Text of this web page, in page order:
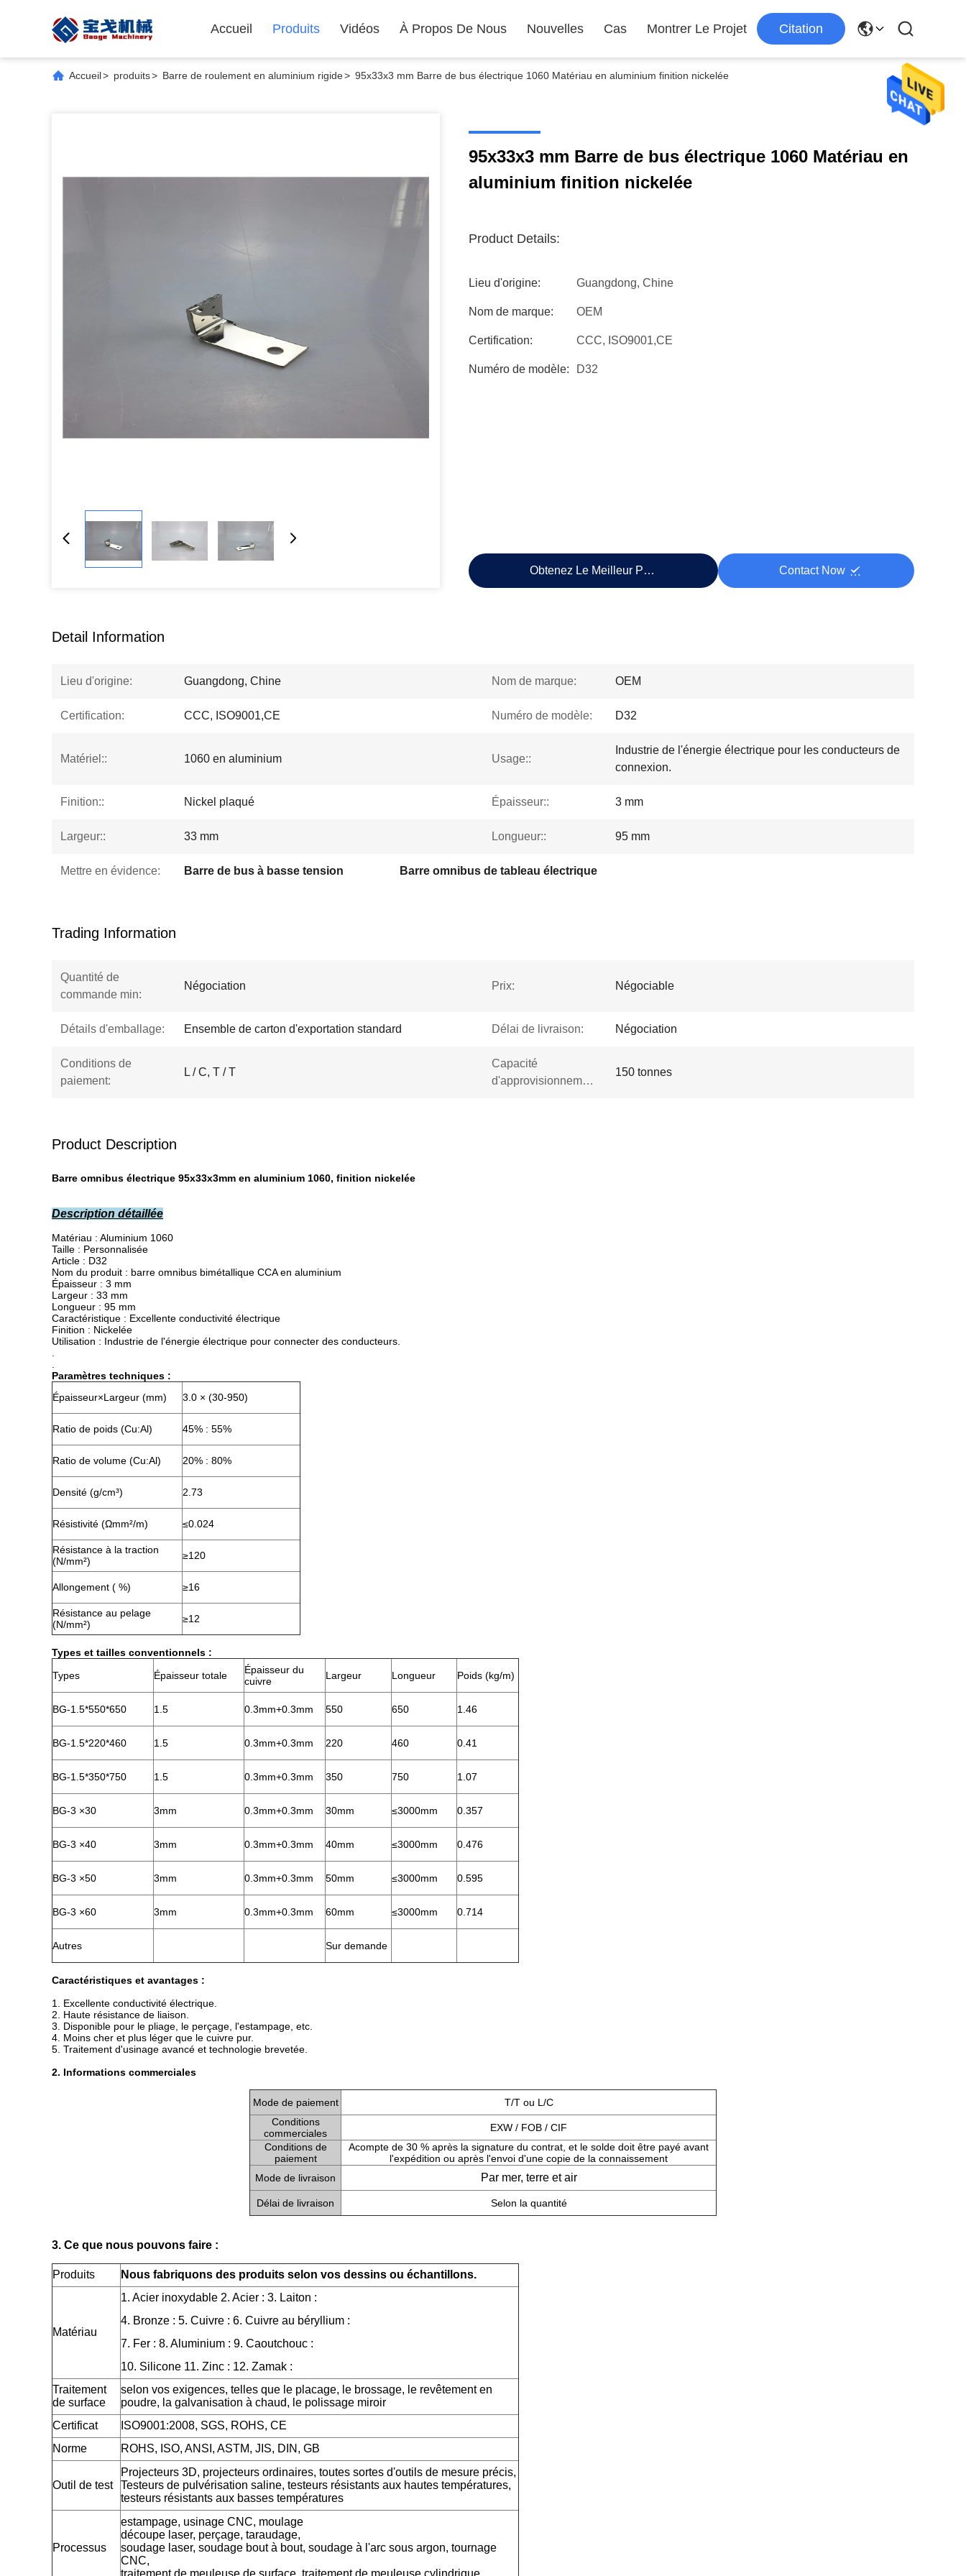
Accueil Produits Vidéos À Propos De Nous Nouvelles Cas Montrer Le Projet Citation
Accueil> produits> Barre de roulement en aluminium rigide> 95x33x3 mm Barre de bus électrique 1060 Matériau en aluminium finition nickelée
95x33x3 mm Barre de bus électrique 1060 Matériau en
aluminium finition nickelée
Product Details:
Lieu d'origine: Guangdong, Chine
Nom de marque: OEM
Certification: CCC, ISO9001,CE
Numéro de modèle: D32
Obtenez Le Meilleur Prix Contact Now
Detail Information
Lieu d'origine: Guangdong, Chine Nom de marque: OEM
Certification: CCC, ISO9001,CE Numéro de modèle: D32
Matériel:: 1060 en aluminium Usage::
Industrie de l'énergie électrique pour les conducteurs de
connexion.
Finition:: Nickel plaqué Épaisseur:: 3 mm
Largeur:: 33 mm Longueur:: 95 mm
Mettre en évidence: Barre de bus à basse tension Barre omnibus de tableau électrique
Trading Information
Quantité de
commande min:
Négociation Prix: Négociable
Détails d'emballage: Ensemble de carton d'exportation standard Délai de livraison: Négociation
Conditions de
paiement:
L / C, T / T
Capacité
d'approvisionnement:
150 tonnes
Product Description
Barre omnibus électrique 95x33x3mm en aluminium 1060, finition nickelée​
Description détaillée
Matériau : Aluminium 1060
Taille : Personnalisée
Article : D32
Nom du produit : barre omnibus bimétallique CCA en aluminium
Épaisseur : 3 mm
Largeur : 33 mm
Longueur : 95 mm
Caractéristique : Excellente conductivité électrique
Finition : Nickelée
Utilisation : Industrie de l'énergie électrique pour connecter des conducteurs.
Paramètres techniques :
Épaisseur×Largeur (mm)
3.0 × (30-950)
Ratio de poids (Cu:Al) 45% : 55%
Ratio de volume (Cu:Al) 20% : 80%
Densité (g/cm³) 2.73
Résistivité (Ωmm²/m) ≤0.024
Résistance à la traction
(N/mm²)
≥120
Allongement ( %) ≥16
Résistance au pelage
(N/mm²)
≥12
Types et tailles conventionnels :
Types
Épaisseur totale
Épaisseur du
cuivre
Largeur Longueur Poids (kg/m)
BG-1.5*550*650 1.5 0.3mm+0.3mm 550 650 1.46
BG-1.5*220*460 1.5 0.3mm+0.3mm 220 460 0.41
BG-1.5*350*750 1.5 0.3mm+0.3mm 350 750 1.07
BG-3 ×30 3mm 0.3mm+0.3mm 30mm ≤3000mm 0.357
BG-3 ×40 3mm 0.3mm+0.3mm 40mm ≤3000mm 0.476
BG-3 ×50 3mm 0.3mm+0.3mm 50mm ≤3000mm 0.595
BG-3 ×60 3mm 0.3mm+0.3mm 60mm ≤3000mm 0.714
Autres Sur demande
Caractéristiques et avantages :
1. Excellente conductivité électrique.
2. Haute résistance de liaison.
3. Disponible pour le pliage, le perçage, l'estampage, etc.
4. Moins cher et plus léger que le cuivre pur.
5. Traitement d'usinage avancé et technologie brevetée.
2. Informations commerciales
Mode de paiement
T/T ou L/C
Conditions
commerciales
EXW / FOB / CIF
Conditions de
paiement
Acompte de 30 % après la signature du contrat, et le solde doit être payé avant
l'expédition ou après l'envoi d'une copie de la connaissement
Mode de livraison
Par mer, terre et air
Délai de livraison Selon la quantité
3. Ce que nous pouvons faire :
Produits Nous fabriquons des produits selon vos dessins ou échantillons.
Matériau
1. Acier inoxydable 2. Acier : 3. Laiton :
4. Bronze : 5. Cuivre : 6. Cuivre au béryllium :
7. Fer : 8. Aluminium : 9. Caoutchouc :
10. Silicone 11. Zinc : 12. Zamak :
Traitement
de surface
selon vos exigences, telles que le placage, le brossage, le revêtement en
poudre, la galvanisation à chaud, le polissage miroir
Certificat
ISO9001:2008, SGS, ROHS, CE
Norme
ROHS, ISO, ANSI, ASTM, JIS, DIN, GB
Outil de test
Projecteurs 3D, projecteurs ordinaires, toutes sortes d'outils de mesure précis,
Testeurs de pulvérisation saline, testeurs résistants aux hautes températures,
testeurs résistants aux basses températures
Processus
estampage, usinage CNC, moulage
découpe laser, perçage, taraudage,
soudage laser, soudage bout à bout, soudage à l'arc sous argon, tournage
CNC,
traitement de meuleuse de surface, traitement de meuleuse cylindrique,